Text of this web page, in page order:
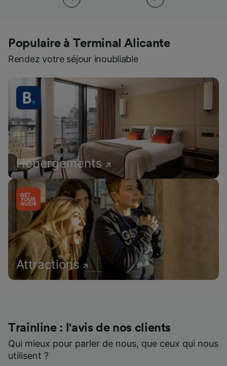
Populaire à Terminal Alicante
Rendez votre séjour inoubliable
Hébergements
Attractions
Trainline : l'avis de nos clients
Qui mieux pour parler de nous, que ceux qui nous
utilisent ?